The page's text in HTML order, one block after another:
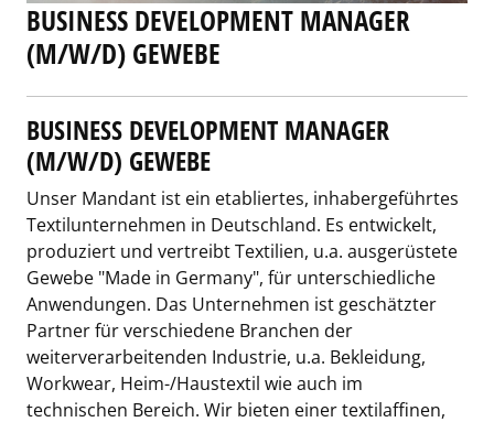
BUSINESS DEVELOPMENT MANAGER
(M/W/D) GEWEBE
BUSINESS DEVELOPMENT MANAGER
(M/W/D) GEWEBE
Unser Mandant ist ein etabliertes, inhabergeführtes
Textilunternehmen in Deutschland. Es entwickelt,
produziert und vertreibt Textilien, u.a. ausgerüstete
Gewebe "Made in Germany", für unterschiedliche
Anwendungen. Das Unternehmen ist geschätzter
Partner für verschiedene Branchen der
weiterverarbeitenden Industrie, u.a. Bekleidung,
Workwear, Heim-/Haustextil wie auch im
technischen Bereich. Wir bieten einer textilaffinen,